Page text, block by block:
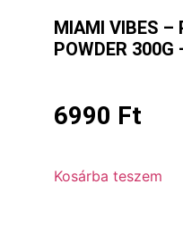
MIAMI VIBES –
POWDER
6990 Ft
Kosárba teszem